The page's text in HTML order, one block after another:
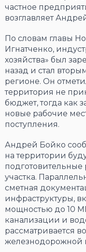
частное
возглавляет
По словам главы
Игнатченко,
хозяйства» был
назад и стал
регионе. Он
территория не
бюджет, тогда как
новые рабочие
поступления.
Андрей Бойко
на территории
подготовительные
участка.
сметная
инфраструктуры,
мощностью до 10
канализации и
рассматривается
железнодорожной